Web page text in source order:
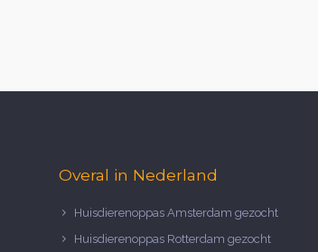
Overal in Nederland
Huisdierenoppas Amsterdam gezocht
Huisdierenoppas Rotterdam gezocht